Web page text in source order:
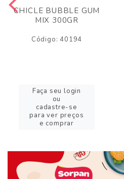
CHICLE BUBBLE GUM
MIX 300GR
Código: 40194
Faça seu login
ou
cadastre-se
para ver preços
e comprar